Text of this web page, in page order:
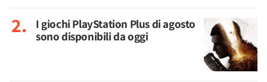
I giochi PlayStation Plus di agosto
sono disponibili da oggi